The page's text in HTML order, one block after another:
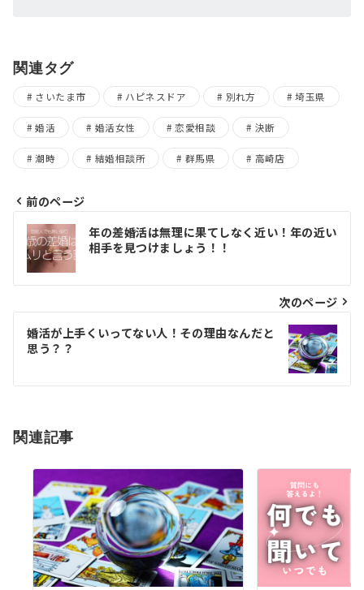
関連タグ
さいたま市 ハピネスドア 別れ方 埼玉県
婚活 婚活女性 恋愛相談 決断
潮時 結婚相談所 群馬県 高崎店
投
稿
ナ
ビ
ゲ
シ
ン
前のページ
年の差婚活は無理に果てしなく近い！年の近い
相手を見つけましょう！！
次のページ
婚活が上手くいってない人！その理由なんだと
思う？？
関連記事